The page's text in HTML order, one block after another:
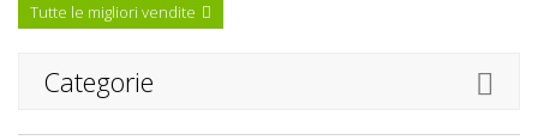
Tutte le migliori vendite
Categorie